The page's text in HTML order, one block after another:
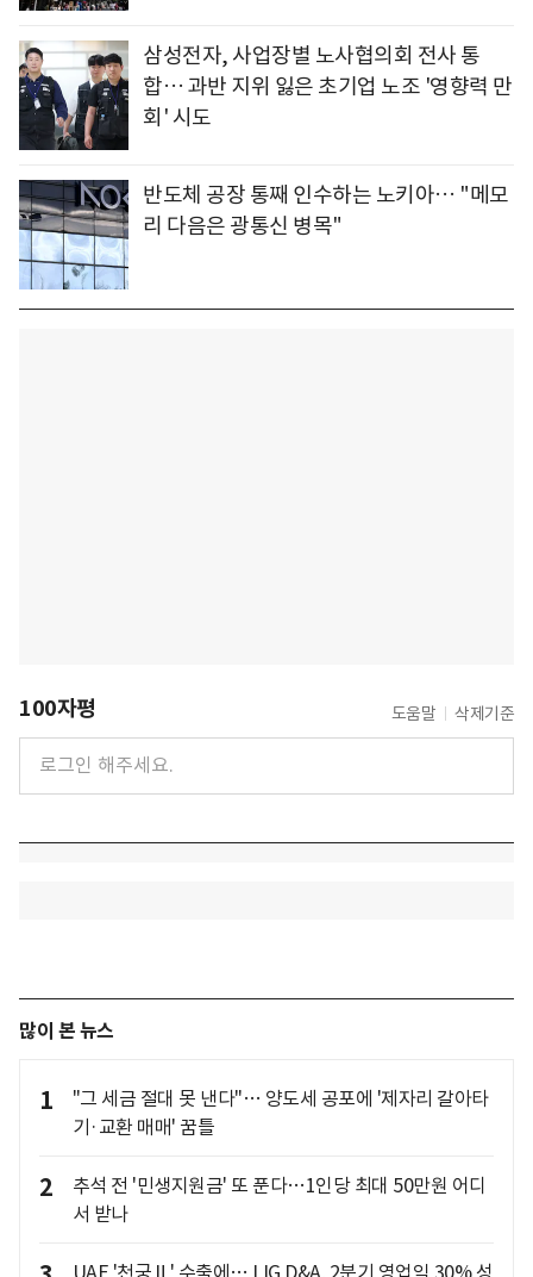
삼성전자, 사업장별 노사협의회 전사 통
합… 과반 지위 잃은 초기업 노조 '영향력 만
회' 시도
반도체 공장 통째 인수하는 노키아… "메모
리 다음은 광통신 병목"
100자평 도움말 삭제기준
많이 본 뉴스
1
"그 세금 절대 못 낸다"… 양도세 공포에 '제자리 갈아타
기·교환 매매' 꿈틀
2
추석 전 '민생지원금' 또 푼다…1인당 최대 50만원 어디
서 받나